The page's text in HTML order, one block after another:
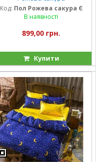
Код: Пол Рожева сакура Є
В наявності
899,00 грн.
Купити